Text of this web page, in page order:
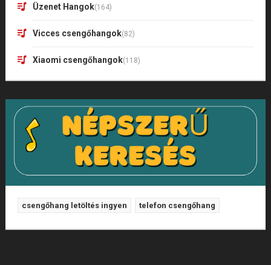
Üzenet Hangok(164)
Vicces csengőhangok(82)
Xiaomi csengőhangok(118)
csengőhang letöltés ingyen telefon csengőhang